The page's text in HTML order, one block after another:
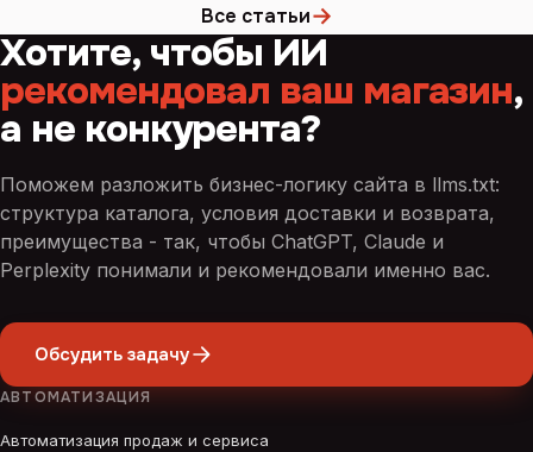
Все статьи→
Хотите, чтобы ИИ
рекомендовал ваш магазин,
а не конкурента?
Поможем разложить бизнес-логику сайта в llms.txt:
структура каталога, условия доставки и возврата,
преимущества - так, чтобы ChatGPT, Claude и
Perplexity понимали и рекомендовали именно вас.
Обсудить задачу
АВТОМАТИЗАЦИЯ
Автоматизация продаж и сервиса